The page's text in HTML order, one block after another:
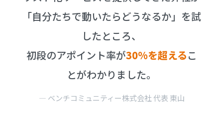
「自分たちで動いたらどうなるか」を試
したところ、
初段のアポイント率が30%を超えるこ
とがわかりました。
― ベンチコミュニティー株式会社 代表 東山